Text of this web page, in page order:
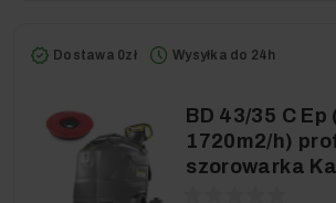
Dostawa 0zł Wysyłka do 24h
BD 43/35 C
1720m2/h)
szorowarka